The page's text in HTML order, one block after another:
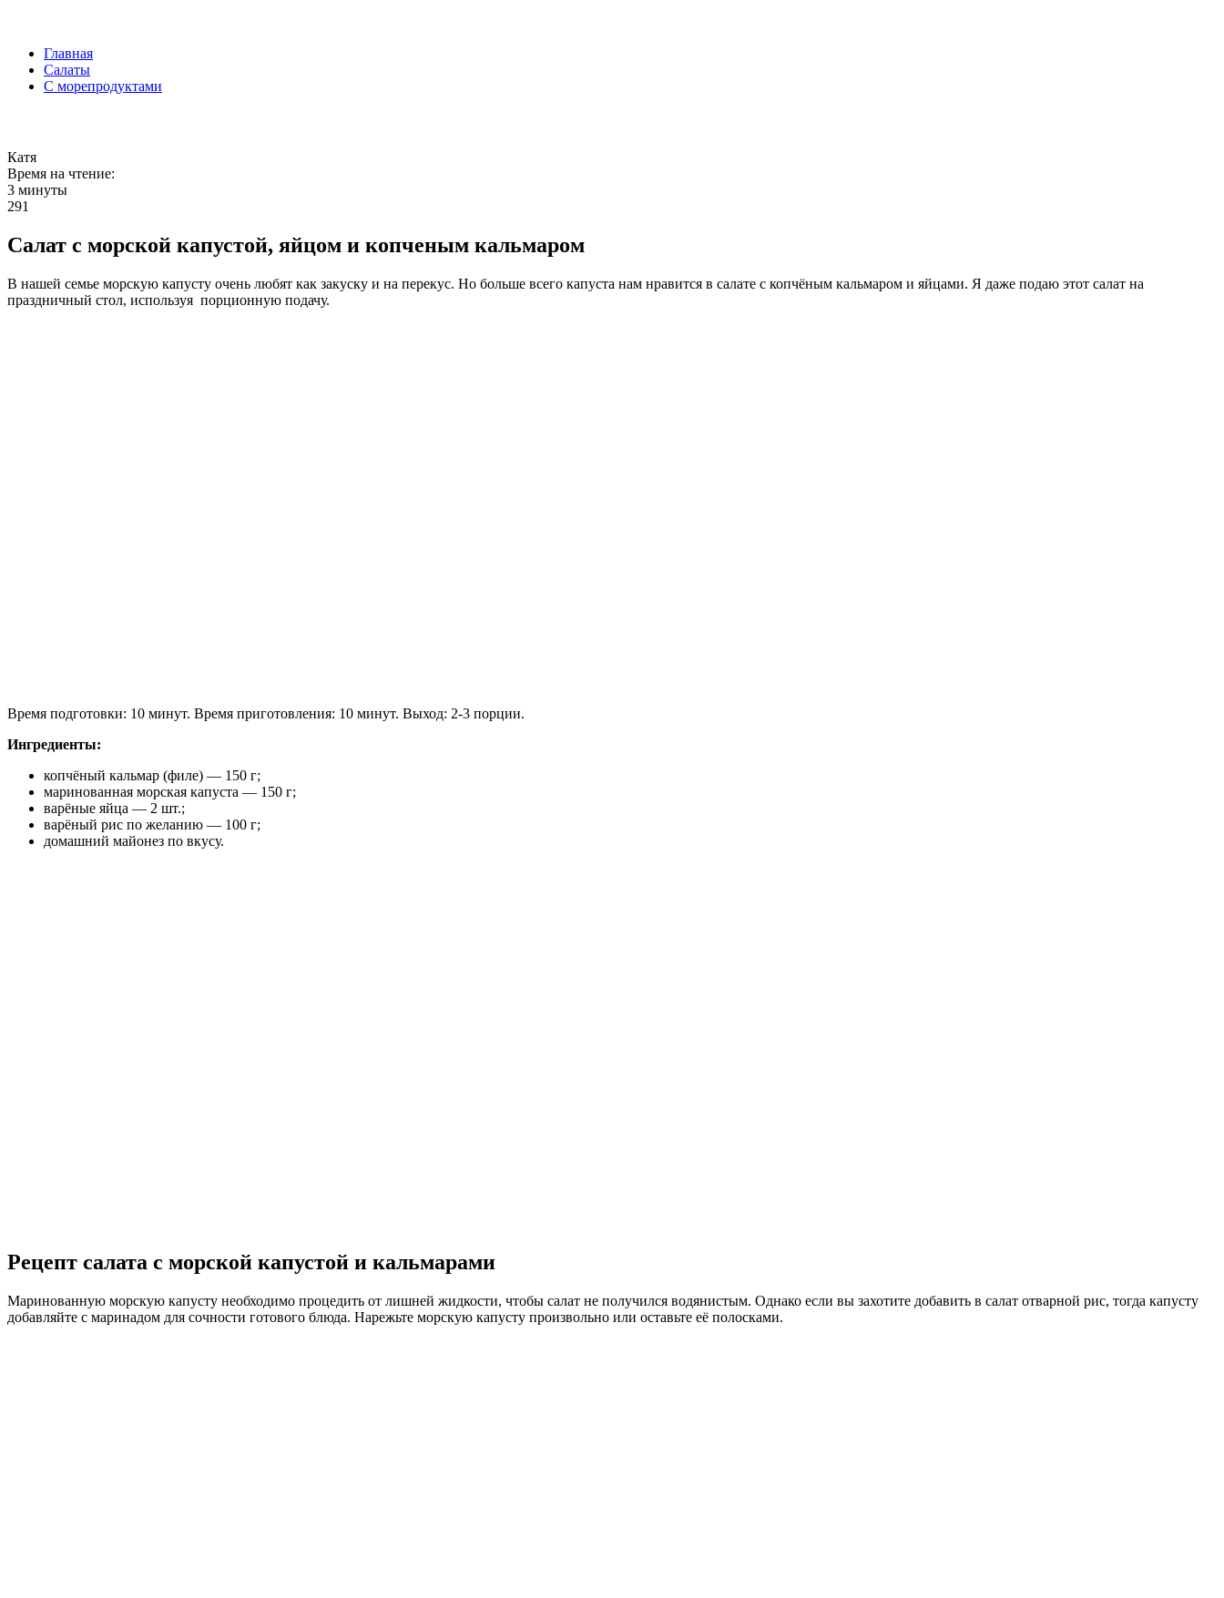
Главная
Салаты
С морепродуктами
Катя
Время на чтение:
3 минуты
291
Салат с морской капустой, яйцом и копченым кальмаром
В нашей семье морскую капусту очень любят как закуску и на перекус. Но больше всего капуста нам нравится в салате с копчёным кальмаром и яйцами. Я даже подаю этот салат на
праздничный стол, используя порционную подачу.
Время подготовки: 10 минут. Время приготовления: 10 минут. Выход: 2-3 порции.
Ингредиенты:
копчёный кальмар (филе) — 150 г;
маринованная морская капуста — 150 г;
варёные яйца — 2 шт.;
варёный рис по желанию — 100 г;
домашний майонез по вкусу.
Рецепт салата с морской капустой и кальмарами
Маринованную морскую капусту необходимо процедить от лишней жидкости, чтобы салат не получился водянистым. Однако если вы захотите добавить в салат отварной рис, тогда капусту
добавляйте с маринадом для сочности готового блюда. Нарежьте морскую капусту произвольно или оставьте её полосками.